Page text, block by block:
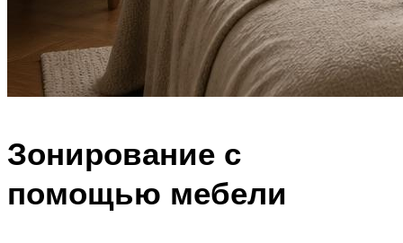
Зонирование с
помощью мебели